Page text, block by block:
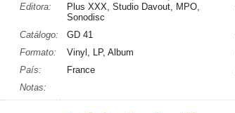
Editora:
Plus XXX, Studio Davout, MPO,
Sonodisc
Catálogo: GD 41
Formato:
Vinyl, LP, Album
País:
France
Notas: